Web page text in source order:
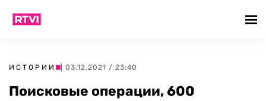
ИСТОРИИ | 03.12.2021 / 23:40
Поисковые операции, 600